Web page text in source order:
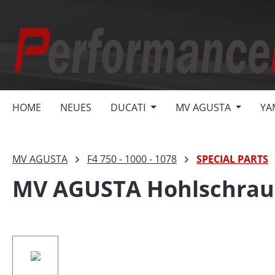
HOME NEUES DUCATI MV AGUSTA
MV AGUSTA F4 750 - 1000 - 1078 SPECIAL PARTS
MV AGUSTA